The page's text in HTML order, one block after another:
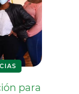
para